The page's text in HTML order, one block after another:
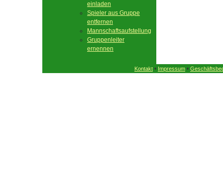
einladen
Spieler aus Gruppe
entfernen
Mannschaftsaufstellung
Gruppenleiter
ernennen
Kontakt • Impressum •